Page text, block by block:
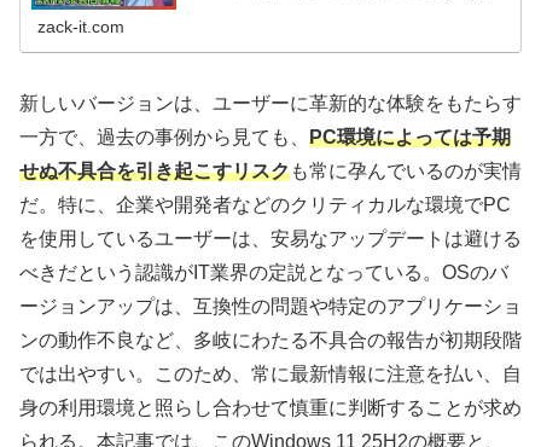
zack-it.com
新しいバージョンは、ユーザーに革新的な体験をもたらす
一方で、過去の事例から見ても、 PC環境によっては予期
せぬ不具合を引き起こすリスクも常に孕んでいるのが実情
だ。特に、企業や開発者などのクリティカルな環境でPC
を使用しているユーザーは、安易なアップデートは避ける
べきだという認識がIT業界の定説となっている。OSのバ
ージョンアップは、互換性の問題や特定のアプリケーショ
ンの動作不良など、多岐にわたる不具合の報告が初期段階
では出やすい。このため、常に最新情報に注意を払い、自
身の利用環境と照らし合わせて慎重に判断することが求め
られる。本記事では、このWindows 11 25H2の概要と、